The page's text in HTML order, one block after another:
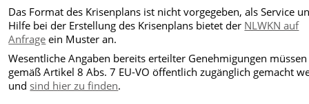
Das Format des Krisenplans ist nicht vorgegeben, als Service
Hilfe bei der Erstellung des Krisenplans bietet der NLWKN auf
Anfrage ein Muster an.
Wesentliche Angaben bereits erteilter Genehmigungen müssen
gemäß Artikel 8 Abs. 7 EU-VO öffentlich zugänglich gemacht
und sind hier zu finden.